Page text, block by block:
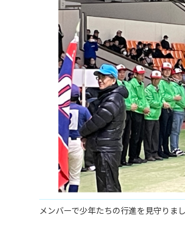
メンバーで少年たちの行進を見守りまし